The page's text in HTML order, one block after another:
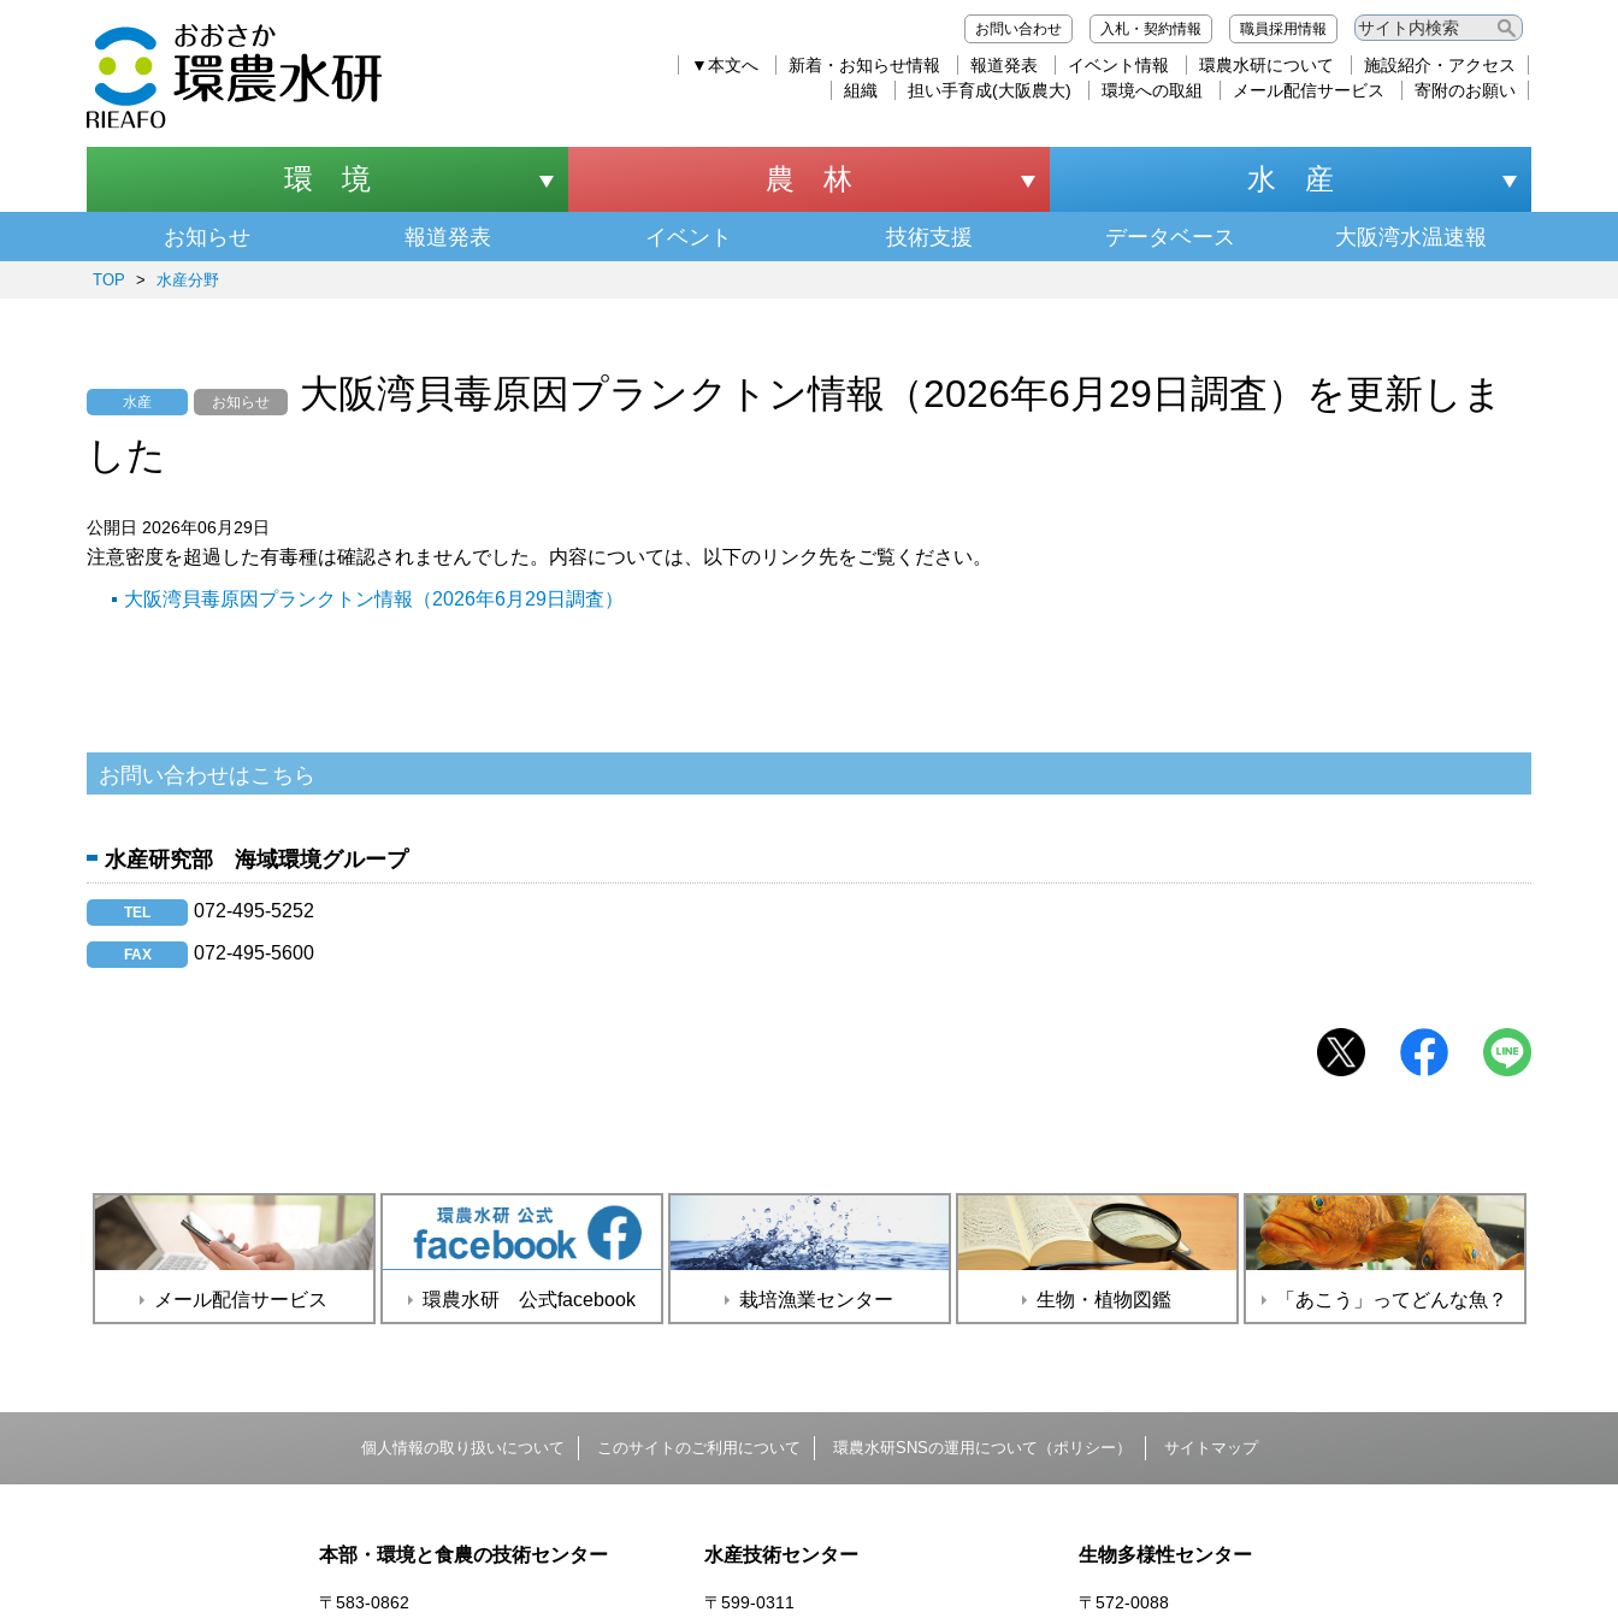
お問い合わせ 入札・契約情報 職員採用情報
▼本文へ 新着・お知らせ情報 報道発表 イベント情報 環農水研について
施設紹介・アクセス
組織
担い手育成(大阪農大) 環境への取組 メール配信サービス 寄附のお願い
環 境 農 林 水 産
お知らせ 報道発表 イベント 技術支援 データベース 大阪湾水温速報
TOP > 水産分野
水産 お知らせ
大阪湾貝毒原因プランクトン情報（2026年6月29日調査）を更新しま
した
公開日 2026年06月29日
注意密度を超過した有毒種は確認されませんでした。内容については、以下のリンク先をご覧ください。
大阪湾貝毒原因プランクトン情報（2026年6月29日調査）
水産研究部 海域環境グループ
TEL 072-495-5252
FAX 072-495-5600
メール配信サービス 環農水研 公式facebook 栽培漁業センター 生物・植物図鑑 「あこう」ってどんな魚？
個人情報の取り扱いについて このサイトのご利用について 環農水研SNSの運用について（ポリシー） サイトマップ
本部・環境と食農の技術センター
〒583-0862
水産技術センター
〒599-0311
生物多様性センター
〒572-0088